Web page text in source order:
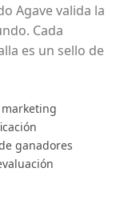
Agave valida la
Cada
es un sello de
ganadores